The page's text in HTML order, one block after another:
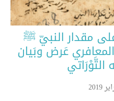
مقدار النبيّ ﷺ
عَرض وبَيان